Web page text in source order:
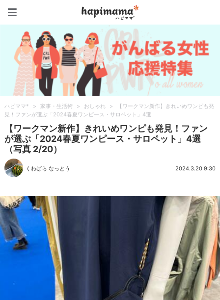
ハピママ* > 家事・生活術 > おしゃれ >
【ワークマン新作】きれいめワンピも発
見！ファンが選ぶ「2024春夏ワンピース・サロペット」4選
【ワークマン新作】きれいめワンピも発見！ファン
が選ぶ「2024春夏ワンピース・サロペット」4選
（写真 2/20）
くわばら なっとう 2024.3.20 9:30